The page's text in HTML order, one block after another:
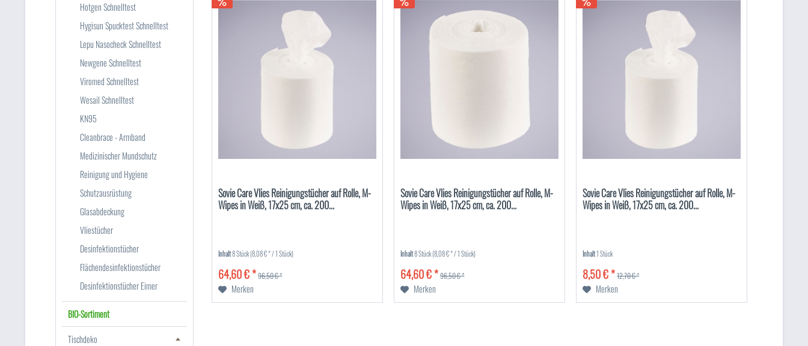
Hotgen Schnelltest
Hygisun Spucktest Schnelltest
Lepu Nasocheck Schnelltest
Newgene Schnelltest
Viromed Schnelltest
Wesail Schnelltest
KN95
Cleanbrace - Armband
Medizinischer Mundschutz
Reinigung und Hygiene
Schutzausrüstung
Glasabdeckung
Vliestücher
Desinfektionstücher
Flächendesinfektionstücher
Desinfektionstücher Eimer
BIO-Sortiment
Tischdeko
Sovie Care Vlies Reinigungstücher auf Rolle, M-
Wipes in Weiß, 17x25 cm, ca. 200...
Inhalt8 Stück(8,08 € * / 1 Stück)
64,60 € *96,50 € *
Merken
Sovie Care Vlies Reinigungstücher auf Rolle, M-
Wipes in Weiß, 17x25 cm, ca. 200...
Inhalt8 Stück(8,08 € * / 1 Stück)
64,60 € *96,50 € *
Merken
Sovie Care Vlies Reinigungstücher auf Rolle, M-
Wipes in Weiß, 17x25 cm, ca. 200...
Inhalt1 Stück
8,50 € *12,70 € *
Merken